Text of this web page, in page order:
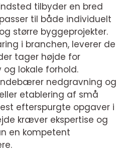
tilbyder en bred
til både individuelt
større byggeprojekter.
i branchen, leverer de
tager højde for
og lokale forhold.
nedgravning og
etablering af små
efterspurgte opgaver i
kræver ekspertise og
en kompetent